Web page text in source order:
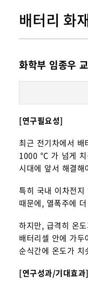
배터리 화
화학부 임종우
[연구필요성]
최근 전기차에서
1000 °C 가 넘게
시대에 앞서 해결
특히 국내 이차전
때문에, 열폭주에
하지만, 급격히 온
배터리셀 안에 가
순식간에 온도가 치
[연구성과/기대효과]